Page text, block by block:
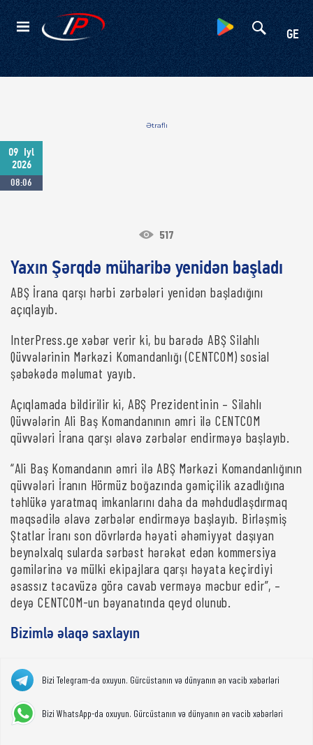
GE
Kateqoriyalar
Ətraflı
09
Iyl
2026
08:06
517
Yaxın Şərqdə müharibə yenidən başladı
ABŞ İrana qarşı hərbi zərbələri yenidən başladığını
açıqlayıb.
InterPress.ge xəbər verir ki, bu barədə ABŞ Silahlı
Qüvvələrinin Mərkəzi Komandanlığı (CENTCOM) sosial
şəbəkədə məlumat yayıb.
Açıqlamada bildirilir ki, ABŞ Prezidentinin – Silahlı
Qüvvələrin Ali Baş Komandanının əmri ilə CENTCOM
qüvvələri İrana qarşı əlavə zərbələr endirməyə başlayıb.
“Ali Baş Komandanın əmri ilə ABŞ Mərkəzi Komandanlığının
qüvvələri İranın Hörmüz boğazında gəmiçilik azadlığına
təhlükə yaratmaq imkanlarını daha da məhdudlaşdırmaq
məqsədilə əlavə zərbələr endirməyə başlayıb. Birləşmiş
Ştatlar İranı son dövrlərdə həyati əhəmiyyət daşıyan
beynəlxalq sularda sərbəst hərəkət edən kommersiya
gəmilərinə və mülki ekipajlara qarşı həyata keçirdiyi
əsassız təcavüzə görə cavab verməyə məcbur edir”, –
deyə CENTCOM-un bəyanatında qeyd olunub.
Bizimlə əlaqə saxlayın
Bizi Telegram-da oxuyun. Gürcüstanın və dünyanın ən vacib xəbərləri
Bizi WhatsApp-da oxuyun. Gürcüstanın və dünyanın ən vacib xəbərləri